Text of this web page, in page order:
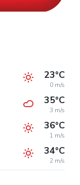
23°C
0 m/s
35°C
3 m/s
36°C
1 m/s
34°C
2 m/s